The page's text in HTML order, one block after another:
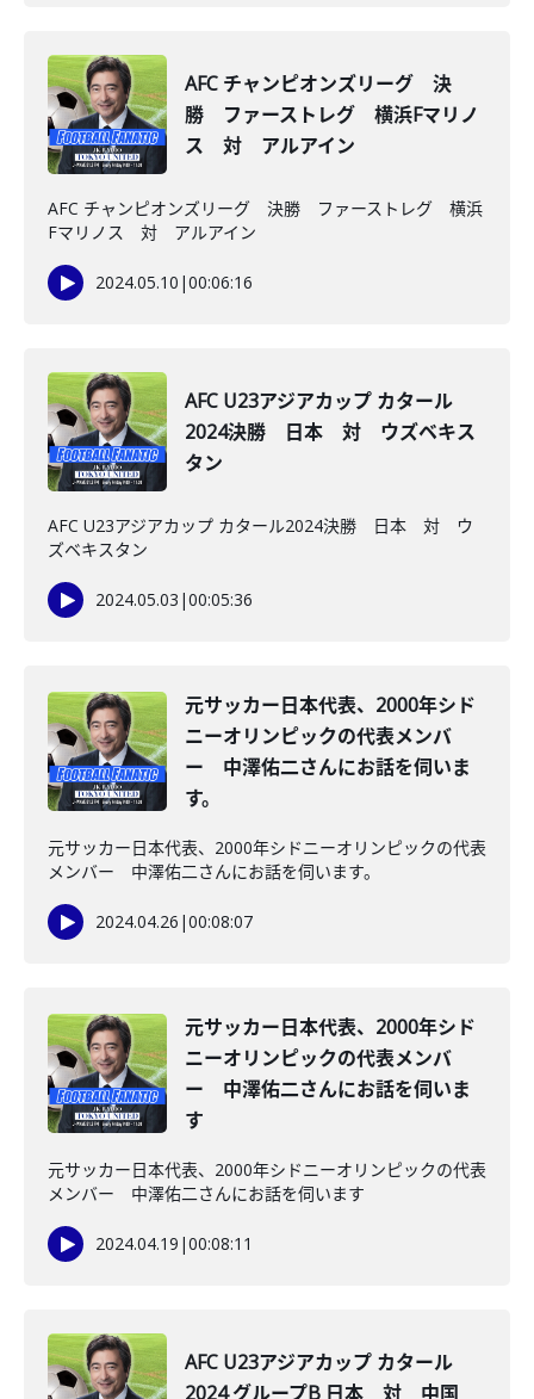
AFC チャンピオンズリーグ 決
勝 ファーストレグ 横浜Fマリノ
ス 対 アルアイン
AFC チャンピオンズリーグ 決勝 ファーストレグ 横浜
Fマリノス 対 アルアイン
2024.05.10 |00:06:16
AFC U23アジアカップ カタール
2024決勝 日本 対 ウズベキス
タン
AFC U23アジアカップ カタール2024決勝 日本 対 ウ
ズベキスタン
2024.05.03 |00:05:36
元サッカー日本代表、2000年シド
ニーオリンピックの代表メンバ
ー 中澤佑二さんにお話を伺いま
す。
元サッカー日本代表、2000年シドニーオリンピックの代表
メンバー 中澤佑二さんにお話を伺います。
2024.04.26 |00:08:07
元サッカー日本代表、2000年シド
ニーオリンピックの代表メンバ
ー 中澤佑二さんにお話を伺いま
す
元サッカー日本代表、2000年シドニーオリンピックの代表
メンバー 中澤佑二さんにお話を伺います
2024.04.19 |00:08:11
AFC U23アジアカップ カタール
2024 グループB 日本 対 中国